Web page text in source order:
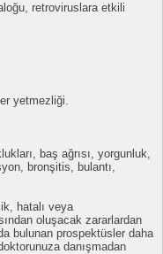
retroviruslara etkili
yetmezliği.
baş ağrısı, yorgunluk,
bronşitis, bulantı,
hatalı veya
oluşacak zararlardan
bulunan prospektüsler daha
danışmadan